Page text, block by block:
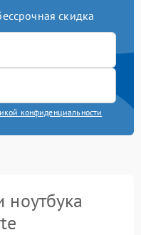
скидка
конфиденциальности
ноутбука